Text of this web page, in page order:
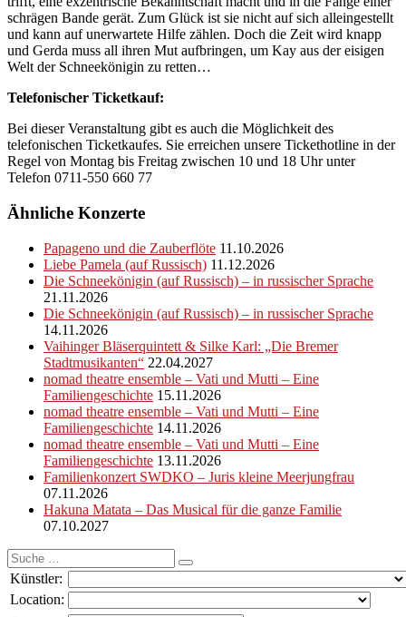
schrägen Bande gerät. Zum Glück ist sie nicht auf sich alleingestellt
und kann auf unerwartete Hilfe zählen. Doch die Zeit wird knapp
und Gerda muss all ihren Mut aufbringen, um Kay aus der eisigen
Welt der Schneekönigin zu retten…
Telefonischer Ticketkauf:
Bei dieser Veranstaltung gibt es auch die Möglichkeit des
telefonischen Ticketkaufes. Sie erreichen unsere Tickethotline in der
Regel von Montag bis Freitag zwischen 10 und 18 Uhr unter
Telefon 0711-550 660 77
Ähnliche Konzerte
Papageno und die Zauberflöte 11.10.2026
Liebe Pamela (auf Russisch) 11.12.2026
Die Schneekönigin (auf Russisch) – in russischer Sprache
21.11.2026
Die Schneekönigin (auf Russisch) – in russischer Sprache
14.11.2026
Vaihinger Bläserquintett & Silke Karl: „Die Bremer
Stadtmusikanten“ 22.04.2027
nomad theatre ensemble – Vati und Mutti – Eine
Familiengeschichte 15.11.2026
nomad theatre ensemble – Vati und Mutti – Eine
Familiengeschichte 14.11.2026
nomad theatre ensemble – Vati und Mutti – Eine
Familiengeschichte 13.11.2026
Familienkonzert SWDKO – Juris kleine Meerjungfrau
07.11.2026
Hakuna Matata – Das Musical für die ganze Familie
07.10.2027
Suche
nach:
Künstler:
Location: